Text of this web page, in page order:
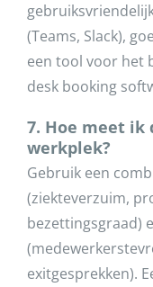
(Teams, Slack),
een tool voor het
desk booking
7. Hoe meet
werkplek?
Gebruik een
(ziekteverzuim,
bezettingsgraad)
exitgesprekken).